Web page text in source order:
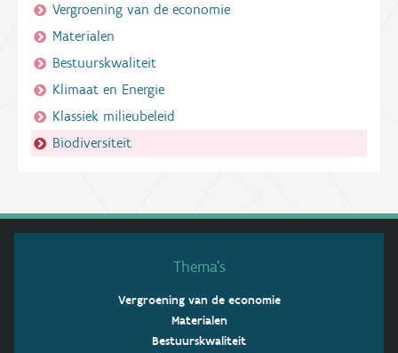
Vergroening van de economie
Materialen
Bestuurskwaliteit
Klimaat en Energie
Klassiek milieubeleid
Biodiversiteit
Thema’s
Vergroening van de economie
Materialen
Bestuurskwaliteit